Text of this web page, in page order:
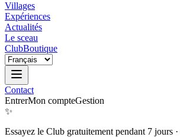
Villages
Expériences
Actualités
Le sceau
ClubBoutique
Contact
EntrerMon compteGestion
✨
Essayez le Club gratuitement pendant 7 jours ·